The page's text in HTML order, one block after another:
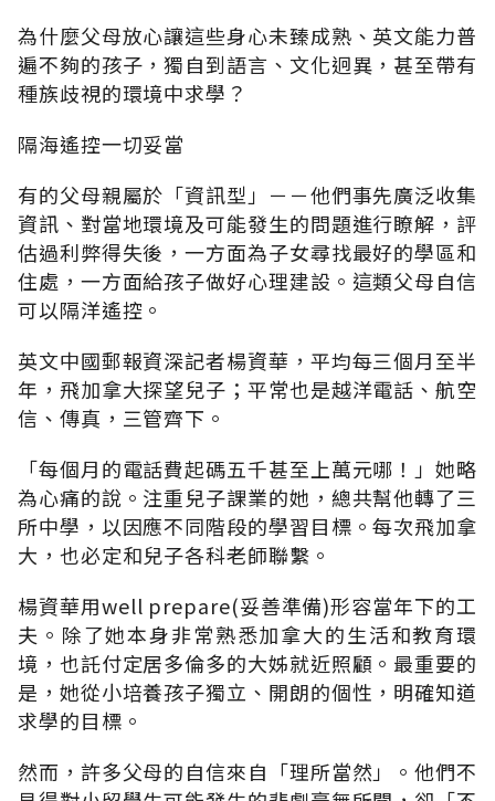
為什麼父母放心讓這些身心未臻成熟、英文能力普
遍不夠的孩子，獨自到語言、文化迥異，甚至帶有
種族歧視的環境中求學？
隔海遙控一切妥當
有的父母親屬於「資訊型」－－他們事先廣泛收集
資訊、對當地環境及可能發生的問題進行瞭解，評
估過利弊得失後，一方面為子女尋找最好的學區和
住處，一方面給孩子做好心理建設。這類父母自信
可以隔洋遙控。
英文中國郵報資深記者楊資華，平均每三個月至半
年，飛加拿大探望兒子；平常也是越洋電話、航空
信、傳真，三管齊下。
「每個月的電話費起碼五千甚至上萬元哪！」她略
為心痛的說。注重兒子課業的她，總共幫他轉了三
所中學，以因應不同階段的學習目標。每次飛加拿
大，也必定和兒子各科老師聯繫。
楊資華用well prepare(妥善準備)形容當年下的工
夫。除了她本身非常熟悉加拿大的生活和教育環
境，也託付定居多倫多的大姊就近照顧。最重要的
是，她從小培養孩子獨立、開朗的個性，明確知道
求學的目標。
然而，許多父母的自信來自「理所當然」。他們不